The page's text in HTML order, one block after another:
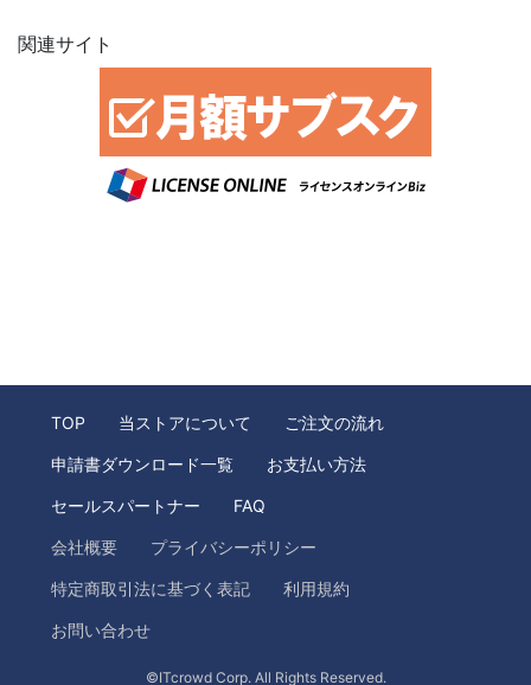
関連サイト
TOP 当ストアについて ご注文の流れ
申請書ダウンロード一覧 お支払い方法
セールスパートナー FAQ
会社概要 プライバシーポリシー
特定商取引法に基づく表記 利用規約
お問い合わせ
©ITcrowd Corp. All Rights Reserved.